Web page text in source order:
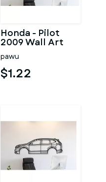
Honda - Pilot
2009 Wall Art
pawu
$1.22